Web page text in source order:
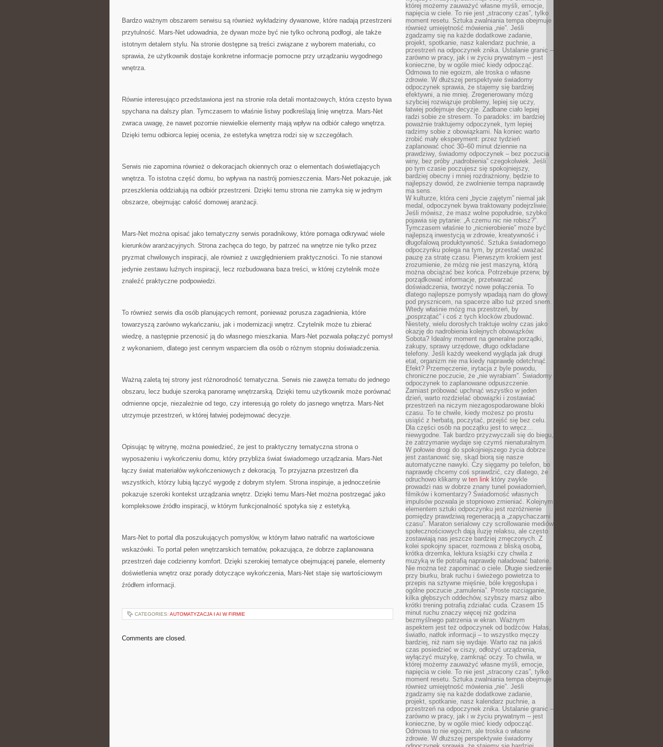
Bardzo ważnym obszarem serwisu są również wykładziny dywanowe, które nadają przestrzeni
przytulność. Mars-Net udowadnia, że dywan może być nie tylko ochroną podłogi, ale także
istotnym detalem stylu. Na stronie dostępne są treści związane z wyborem materiału, co
sprawia, że użytkownik dostaje konkretne informacje pomocne przy urządzaniu wygodnego
wnętrza.
Równie interesująco przedstawiona jest na stronie rola detali montażowych, która często bywa
spychana na dalszy plan. Tymczasem to właśnie listwy podkreślają linię wnętrza. Mars-Net
zwraca uwagę, że nawet pozornie niewielkie elementy mają wpływ na odbiór całego wnętrza.
Dzięki temu odbiorca lepiej ocenia, że estetyka wnętrza rodzi się w szczegółach.
Serwis nie zapomina również o dekoracjach okiennych oraz o elementach doświetlających
wnętrza. To istotna część domu, bo wpływa na nastrój pomieszczenia. Mars-Net pokazuje, jak
przeszklenia oddziałują na odbiór przestrzeni. Dzięki temu strona nie zamyka się w jednym
obszarze, obejmując całość domowej aranżacji.
Mars-Net można opisać jako tematyczny serwis poradnikowy, które pomaga odkrywać wiele
kierunków aranżacyjnych. Strona zachęca do tego, by patrzeć na wnętrze nie tylko przez
pryzmat chwilowych inspiracji, ale również z uwzględnieniem praktyczności. To nie stanowi
jedynie zestawu luźnych inspiracji, lecz rozbudowana baza treści, w której czytelnik może
znaleźć praktyczne podpowiedzi.
To również serwis dla osób planujących remont, ponieważ porusza zagadnienia, które
towarzyszą zarówno wykańczaniu, jak i modernizacji wnętrz. Czytelnik może tu zbierać
wiedzę, a następnie przenosić ją do własnego mieszkania. Mars-Net pozwala połączyć pomysł
z wykonaniem, dlatego jest cennym wsparciem dla osób o różnym stopniu doświadczenia.
Ważną zaletą tej strony jest różnorodność tematyczna. Serwis nie zawęża tematu do jednego
obszaru, lecz buduje szeroką panoramę wnętrzarską. Dzięki temu użytkownik może porównać
odmienne opcje, niezależnie od tego, czy interesują go rolety do jasnego wnętrza. Mars-Net
utrzymuje przestrzeń, w której łatwiej podejmować decyzje.
Opisując tę witrynę, można powiedzieć, że jest to praktyczny tematyczna strona o
wyposażeniu i wykończeniu domu, który przybliża świat świadomego urządzania. Mars-Net
łączy świat materiałów wykończeniowych z dekoracją. To przyjazna przestrzeń dla
wszystkich, którzy lubią łączyć wygodę z dobrym stylem. Strona inspiruje, a jednocześnie
pokazuje szeroki kontekst urządzania wnętrz. Dzięki temu Mars-Net można postrzegać jako
kompleksowe źródło inspiracji, w którym funkcjonalność spotyka się z estetyką.
Mars-Net to portal dla poszukujących pomysłów, w którym łatwo natrafić na wartościowe
wskazówki. To portal pełen wnętrzarskich tematów, pokazująca, że dobrze zaplanowana
przestrzeń daje codzienny komfort. Dzięki szerokiej tematyce obejmującej panele, elementy
doświetlenia wnętrz oraz porady dotyczące wykończenia, Mars-Net staje się wartościowym
źródłem informacji.
CATEGORIES: AUTOMATYZACJA I AI W FIRMIE
Comments are closed.
której możemy zauważyć własne myśli, emocje,
napięcia w ciele. To nie jest „stracony czas”, tylko
moment resetu. Sztuka zwalniania tempa obejmuje
również umiejętność mówienia „nie”. Jeśli
zgadzamy się na każde dodatkowe zadanie,
projekt, spotkanie, nasz kalendarz puchnie, a
przestrzeń na odpoczynek znika. Ustalanie granic –
zarówno w pracy, jak i w życiu prywatnym – jest
konieczne, by w ogóle mieć kiedy odpocząć.
Odmowa to nie egoizm, ale troska o własne
zdrowie. W dłuższej perspektywie świadomy
odpoczynek sprawia, że stajemy się bardziej
efektywni, a nie mniej. Zregenerowany mózg
szybciej rozwiązuje problemy, lepiej się uczy,
łatwiej podejmuje decyzje. Zadbane ciało lepiej
radzi sobie ze stresem. To paradoks: im bardziej
poważnie traktujemy odpoczynek, tym lepiej
radzimy sobie z obowiązkami. Na koniec warto
zrobić mały eksperyment: przez tydzień
zaplanować choć 30–60 minut dziennie na
prawdziwy, świadomy odpoczynek – bez poczucia
winy, bez próby „nadrobienia” czegokolwiek. Jeśli
po tym czasie poczujesz się spokojniejszy,
bardziej obecny i mniej rozdrażniony, będzie to
najlepszy dowód, że zwolnienie tempa naprawdę
ma sens.
W kulturze, która ceni „bycie zajętym” niemal jak
medal, odpoczynek bywa traktowany podejrzliwie.
Jeśli mówisz, że masz wolne popołudnie, szybko
pojawia się pytanie: „A czemu nic nie robisz?”.
Tymczasem właśnie to „nicnierobienie” może być
najlepszą inwestycją w zdrowie, kreatywność i
długofalową produktywność. Sztuka świadomego
odpoczynku polega na tym, by przestać uważać
pauzę za stratę czasu. Pierwszym krokiem jest
zrozumienie, że mózg nie jest maszyną, którą
można obciążać bez końca. Potrzebuje przerw, by
porządkować informacje, przetwarzać
doświadczenia, tworzyć nowe połączenia. To
dlatego najlepsze pomysły wpadają nam do głowy
pod prysznicem, na spacerze albo tuż przed snem.
Wtedy właśnie mózg ma przestrzeń, by
„posprzątać” i coś z tych klocków zbudować.
Niestety, wielu dorosłych traktuje wolny czas jako
okazję do nadrobienia kolejnych obowiązków.
Sobota? Idealny moment na generalne porządki,
zakupy, sprawy urzędowe, długo odkładane
telefony. Jeśli każdy weekend wygląda jak drugi
etat, organizm nie ma kiedy naprawdę odetchnąć.
Efekt? Przemęczenie, irytacja z byle powodu,
chroniczne poczucie, że „nie wyrabiam”. Świadomy
odpoczynek to zaplanowane odpuszczenie.
Zamiast próbować upchnąć wszystko w jeden
dzień, warto rozdzielać obowiązki i zostawiać
przestrzeń na niczym niezagospodarowane bloki
czasu. To te chwile, kiedy możesz po prostu
usiąść z herbatą, poczytać, przejść się bez celu.
Dla części osób na początku jest to wręcz…
niewygodne. Tak bardzo przyzwyczaili się do biegu,
że zatrzymanie wydaje się czymś nienaturalnym.
W połowie drogi do spokojniejszego życia dobrze
jest zastanowić się, skąd biorą się nasze
automatyczne nawyki. Czy sięgamy po telefon, bo
naprawdę chcemy coś sprawdzić, czy dlatego, że
odruchowo klikamy w ten link który zwykle
prowadzi nas w dobrze znany tunel powiadomień,
filmików i komentarzy? Świadomość własnych
impulsów pozwala je stopniowo zmieniać. Kolejnym
elementem sztuki odpoczynku jest rozróżnienie
pomiędzy prawdziwą regeneracją a „zapychaczami
czasu”. Maraton serialowy czy scrollowanie mediów
społecznościowych dają iluzję relaksu, ale często
zostawiają nas jeszcze bardziej zmęczonych. Z
kolei spokojny spacer, rozmowa z bliską osobą,
krótka drzemka, lektura książki czy chwila z
muzyką w tle potrafią naprawdę naładować baterie.
Nie można też zapominać o ciele. Długie siedzenie
przy biurku, brak ruchu i świeżego powietrza to
przepis na sztywne mięśnie, bóle kręgosłupa i
ogólne poczucie „zamulenia”. Proste rozciąganie,
kilka głębszych oddechów, szybszy marsz albo
krótki trening potrafią zdziałać cuda. Czasem 15
minut ruchu znaczy więcej niż godzina
bezmyślnego patrzenia w ekran. Ważnym
aspektem jest też odpoczynek od bodźców. Hałas,
światło, natłok informacji – to wszystko męczy
bardziej, niż nam się wydaje. Warto raz na jakiś
czas posiedzieć w ciszy, odłożyć urządzenia,
wyłączyć muzykę, zamknąć oczy. To chwila, w
której możemy zauważyć własne myśli, emocje,
napięcia w ciele. To nie jest „stracony czas”, tylko
moment resetu. Sztuka zwalniania tempa obejmuje
również umiejętność mówienia „nie”. Jeśli
zgadzamy się na każde dodatkowe zadanie,
projekt, spotkanie, nasz kalendarz puchnie, a
przestrzeń na odpoczynek znika. Ustalanie granic –
zarówno w pracy, jak i w życiu prywatnym – jest
konieczne, by w ogóle mieć kiedy odpocząć.
Odmowa to nie egoizm, ale troska o własne
zdrowie. W dłuższej perspektywie świadomy